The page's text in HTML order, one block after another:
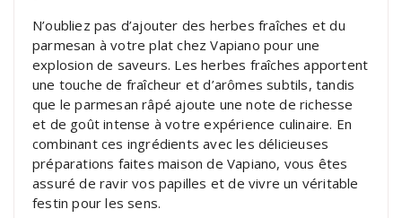
N’oubliez pas d’ajouter des herbes fraîches et du
parmesan à votre plat chez Vapiano pour une
explosion de saveurs. Les herbes fraîches apportent
une touche de fraîcheur et d’arômes subtils, tandis
que le parmesan râpé ajoute une note de richesse
et de goût intense à votre expérience culinaire. En
combinant ces ingrédients avec les délicieuses
préparations faites maison de Vapiano, vous êtes
assuré de ravir vos papilles et de vivre un véritable
festin pour les sens.